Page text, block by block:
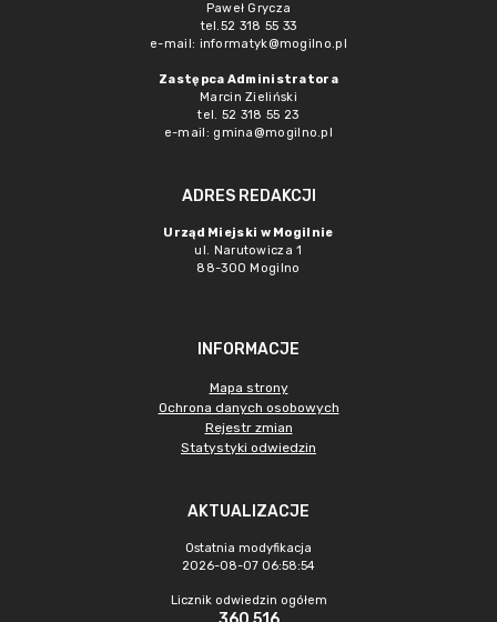
Paweł Grycza
tel.52 318 55 33
e-mail: informatyk@mogilno.pl
Zastępca Administratora
Marcin Zieliński
tel. 52 318 55 23
e-mail: gmina@mogilno.pl
ADRES REDAKCJI
Urząd Miejski w Mogilnie
ul. Narutowicza 1
88-300 Mogilno
INFORMACJE
Mapa strony
Ochrona danych osobowych
Rejestr zmian
Statystyki odwiedzin
AKTUALIZACJE
Ostatnia modyfikacja
2026-08-07 06:58:54
Licznik odwiedzin ogółem